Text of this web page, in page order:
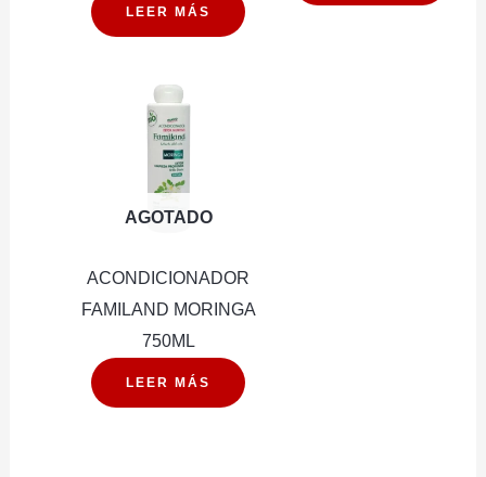
LEER MÁS
AGOTADO
ACONDICIONADOR
FAMILAND MORINGA
750ML
LEER MÁS